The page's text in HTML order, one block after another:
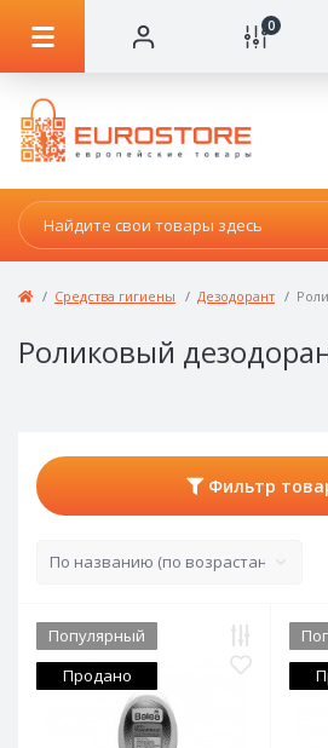
0
Средства гигиены Дезодорант
Роликовый
Фильтр
Популярный
Продано